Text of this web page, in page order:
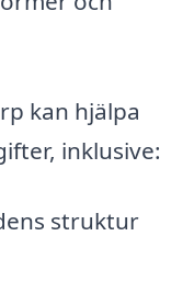
kan hjälpa
inklusive:
struktur